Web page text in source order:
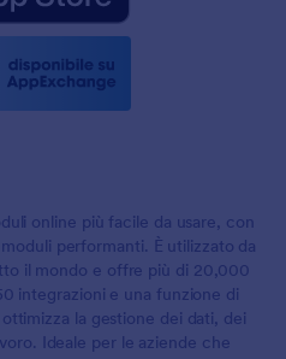
online più facile da usare, con
performanti. È utilizzato da
il mondo e offre più di 20,000
integrazioni e una funzione di
la gestione dei dati, dei
Ideale per le aziende che